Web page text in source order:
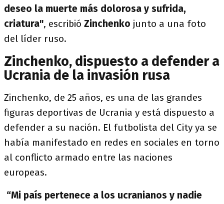
deseo la muerte más dolorosa y sufrida,
criatura", escribió Zinchenko junto a una foto
del líder ruso.
Zinchenko, dispuesto a defender a
Ucrania de la invasión rusa
Zinchenko, de 25 años, es una de las grandes
figuras deportivas de Ucrania y está dispuesto a
defender a su nación. El futbolista del City ya se
había manifestado en redes en sociales en torno
al conflicto armado entre las naciones
europeas.
“Mi país pertenece a los ucranianos y nadie